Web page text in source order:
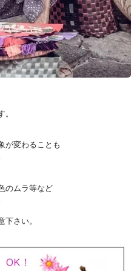
が変わることも
のムラ等など
さい。